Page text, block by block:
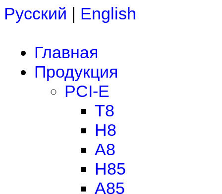
Русский | English
Главная
Продукция
PCI-E
T8
H8
A8
H85
A85